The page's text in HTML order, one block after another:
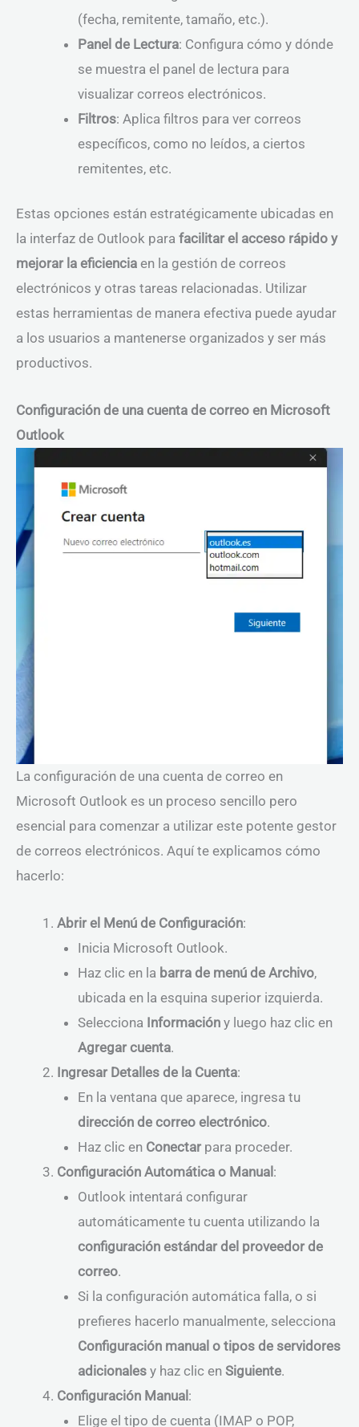
(fecha, remitente, tamaño, etc.).
Panel de Lectura: Configura cómo y dónde
se muestra el panel de lectura para
visualizar correos electrónicos.
Filtros: Aplica filtros para ver correos
específicos, como no leídos, a ciertos
remitentes, etc.
Estas opciones están estratégicamente ubicadas en
la interfaz de Outlook para facilitar el acceso rápido y
mejorar la eficiencia en la gestión de correos
electrónicos y otras tareas relacionadas. Utilizar
estas herramientas de manera efectiva puede ayudar
a los usuarios a mantenerse organizados y ser más
productivos.
Configuración de una cuenta de correo en Microsoft
Outlook
La configuración de una cuenta de correo en
Microsoft Outlook es un proceso sencillo pero
esencial para comenzar a utilizar este potente gestor
de correos electrónicos. Aquí te explicamos cómo
hacerlo:
Abrir el Menú de Configuración:
Inicia Microsoft Outlook.
Haz clic en la barra de menú de Archivo,
ubicada en la esquina superior izquierda.
Selecciona Informacióny luego haz clic en
Agregar cuenta.
Ingresar Detalles de la Cuenta:
En la ventana que aparece, ingresa tu
dirección de correo electrónico.
Haz clic en Conectarpara proceder.
Configuración Automática o Manual:
Outlook intentará configurar
automáticamente tu cuenta utilizando la
configuración estándar del proveedor de
correo.
Si la configuración automática falla, o si
prefieres hacerlo manualmente, selecciona
Configuración manual o tipos de servidores
adicionalesy haz clic en Siguiente.
Configuración Manual:
Elige el tipo de cuenta (IMAP o POP,